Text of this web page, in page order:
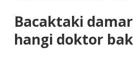
Bacaktaki
hangi doktor